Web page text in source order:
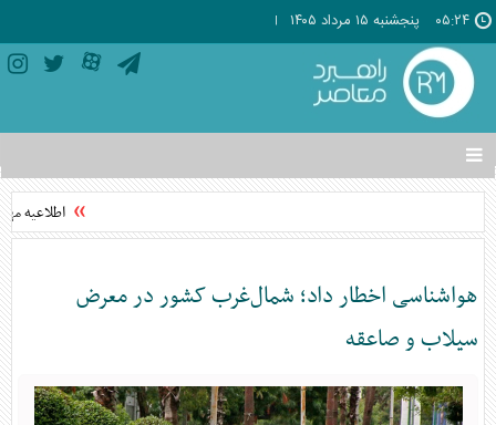
۰۵:۲۴ پنجشنبه ۱۵ مرداد ۱۴۰۵
تغییر
وضعیت
منوی
ها
اطلاعیه
هواشناسی اخطار داد؛ شمال‌غرب کشور در معرض
سیلاب و صاعقه